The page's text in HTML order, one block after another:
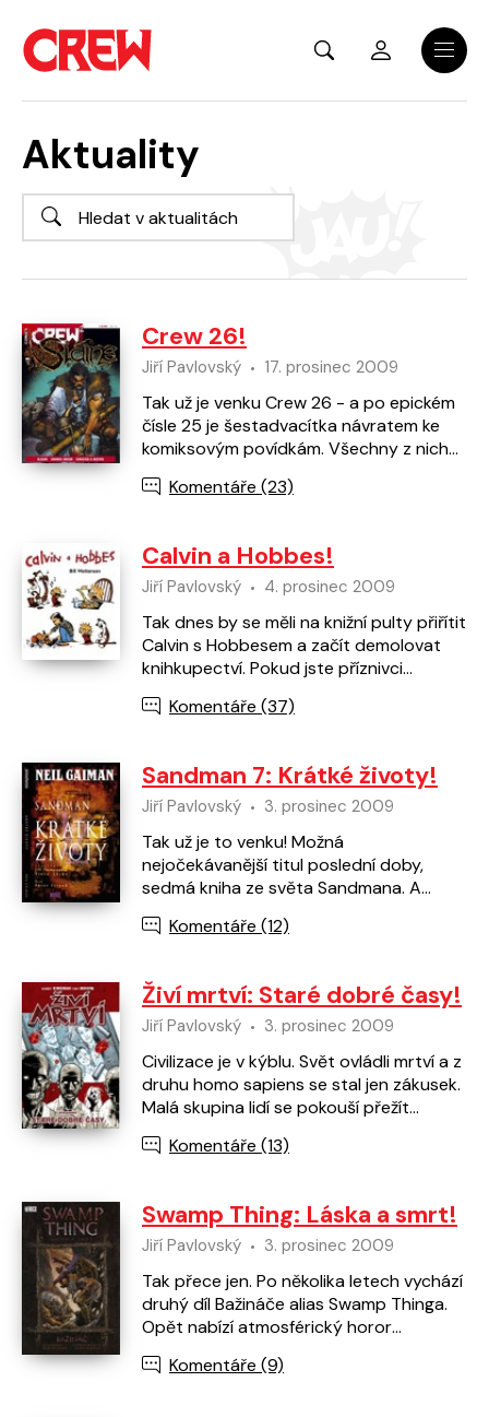
Menu
Aktuality
Crew 26!
Jiří Pavlovský 17. prosinec 2009
Tak už je venku Crew 26 - a po epickém
čísle 25 je šestadvacítka návratem ke
komiksovým povídkám. Všechny z nich
a je to výkvět…
Komentáře (23)
Calvin a Hobbes!
Jiří Pavlovský 4. prosinec 2009
Tak dnes by se měli na knižní pulty přiřítit
Calvin s Hobbesem a začít demolovat
knihkupectví. Pokud jste příznivci
nenechte si…
Komentáře (37)
Sandman 7: Krátké životy!
Jiří Pavlovský 3. prosinec 2009
Tak už je to venku! Možná
nejočekávanější titul poslední doby,
sedmá kniha ze světa Sandmana. A
barevných stran - a na nich jeden…
Komentáře (12)
Živí mrtví: Staré dobré časy!
Jiří Pavlovský 3. prosinec 2009
Civilizace je v kýblu. Svět ovládli mrtví a z
druhu homo sapiens se stal jen zákusek.
Malá skupina lidí se pokouší přežít
nebezpečí…
Komentáře (13)
Swamp Thing: Láska a smrt!
Jiří Pavlovský 3. prosinec 2009
Tak přece jen. Po několika letech vychází
druhý díl Bažináče alias Swamp Thinga.
Opět nabízí atmosférický horor
se tentokrát zapojí…
Komentáře (9)